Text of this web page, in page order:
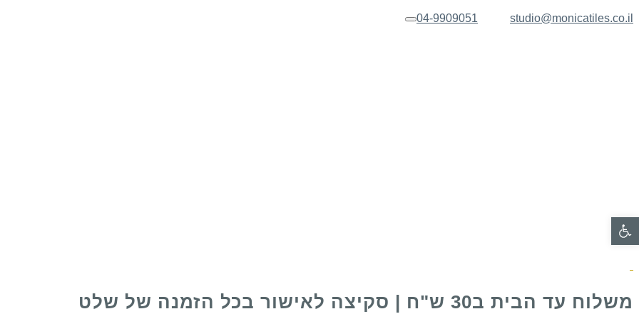
studio@monicatiles.co.il
04-9909051 תפריט
משלוח עד הבית ב30 ש"ח | סקיצה לאישור בכל הזמנה של שלט
פתח סרגל נגישות